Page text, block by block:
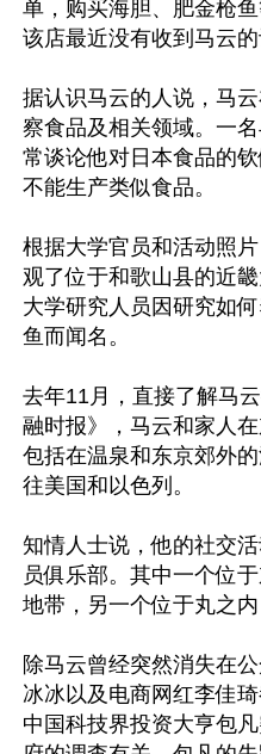
单，购买海胆、肥金枪
该店最近没有收到马云的
据认识马云的人说，马
察食品及相关领域。一
常谈论他对日本食品的
不能生产类似食品。
根据大学官员和活动照
观了位于和歌山县的近
大学研究人员因研究如
鱼而闻名。
去年11月，直接了解马
融时报》，马云和家人
包括在温泉和东京郊外
往美国和以色列。
知情人士说，他的社交
员俱乐部。其中一个位
地带，另一个位于丸之
除马云曾经突然消失在
冰冰以及电商网红李佳
中国科技界投资大亨包